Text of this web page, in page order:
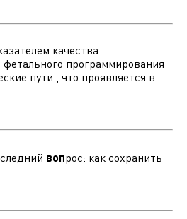
качества
программирования
пути , что проявляется в
вопрос: как сохранить